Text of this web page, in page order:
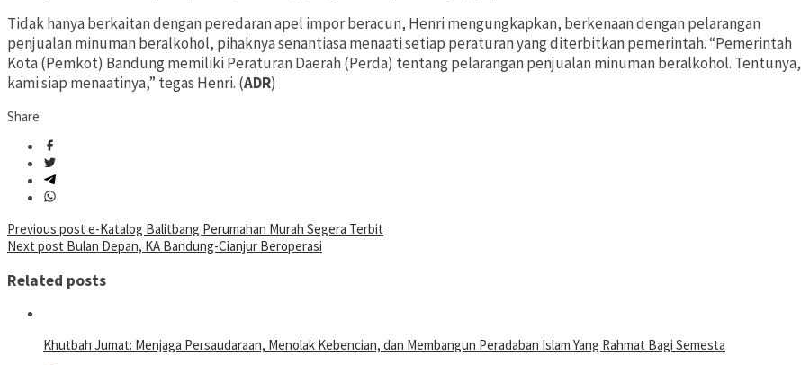
Tidak hanya berkaitan dengan peredaran apel impor beracun, Henri mengungkapkan, berkenaan dengan pelarangan
penjualan minuman beralkohol, pihaknya senantiasa menaati setiap peraturan yang diterbitkan pemerintah. “Pemerintah
Kota (Pemkot) Bandung memiliki Peraturan Daerah (Perda) tentang pelarangan penjualan minuman beralkohol. Tentunya,
kami siap menaatinya,” tegas Henri. (ADR)
Share
Post
navigation
Previous post e-Katalog Balitbang Perumahan Murah Segera Terbit
Next post Bulan Depan, KA Bandung-Cianjur Beroperasi
Related posts
Khutbah Jumat: Menjaga Persaudaraan, Menolak Kebencian, dan Membangun Peradaban Islam Yang Rahmat Bagi Semesta